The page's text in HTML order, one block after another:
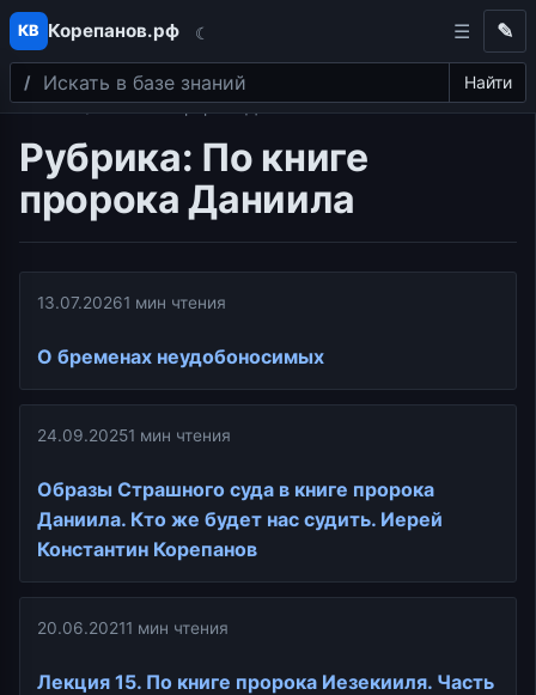
Перейти к содержимому
КВ Корепанов.рф ☾
Поиск Найти
✎
Главная По книге пророка Даниила
Рубрика: По книге
пророка Даниила
13.07.20261 мин чтения
О бременах неудобоносимых
24.09.20251 мин чтения
Образы Страшного суда в книге пророка
Даниила. Кто же будет нас судить. Иерей
Константин Корепанов
20.06.20211 мин чтения
Лекция 15. По книге пророка Иезекииля. Часть